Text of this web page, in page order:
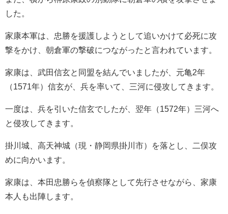
した。
家康本軍は、忠勝を援護しようとして追いかけて必死に攻
撃をかけ、朝倉軍の撃破につながったと言われています。
家康は、武田信玄と同盟を結んでいましたが、元亀2年
（1571年）信玄が、兵を率いて、三河に侵攻してきます。
一度は、兵を引いた信玄でしたが、翌年（1572年）三河へ
と侵攻してきます。
掛川城、高天神城（現・静岡県掛川市）を落とし、二俣攻
めに向かいます。
家康は、本田忠勝らを偵察隊として先行させながら、家康
本人も出陣します。